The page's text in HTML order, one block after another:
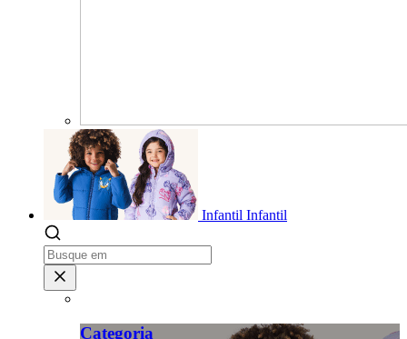
Infantil Infantil
Categoria